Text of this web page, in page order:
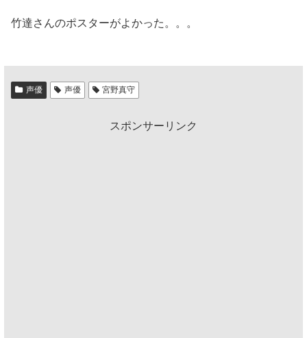
竹達さんのポスターがよかった。。。
声優 声優 宮野真守
スポンサーリンク